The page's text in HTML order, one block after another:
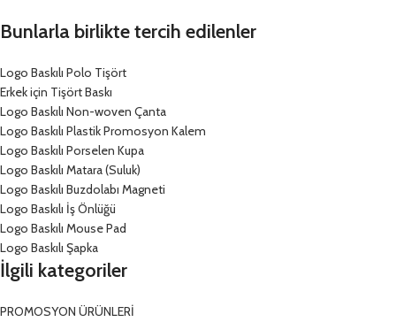
Bunlarla birlikte tercih edilenler
Logo Baskılı Polo Tişört
Erkek için Tişört Baskı
Logo Baskılı Non-woven Çanta
Logo Baskılı Plastik Promosyon Kalem
Logo Baskılı Porselen Kupa
Logo Baskılı Matara (Suluk)
Logo Baskılı Buzdolabı Magneti
Logo Baskılı İş Önlüğü
Logo Baskılı Mouse Pad
Logo Baskılı Şapka
İlgili kategoriler
PROMOSYON ÜRÜNLERİ